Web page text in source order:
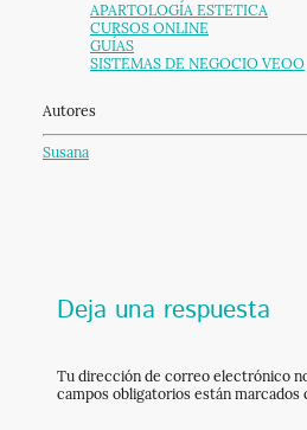
APARTOLOGÍA ESTETICA
CURSOS ONLINE
GUÍAS
SISTEMAS DE NEGOCIO VEOO
Autores
Susana
Deja una respuesta
Tu dirección de correo electrónico
campos obligatorios están marcados